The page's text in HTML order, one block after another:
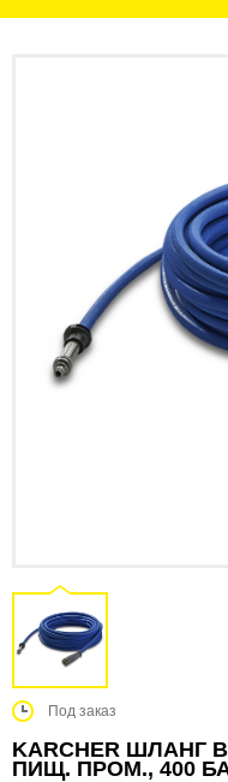
Под заказ
KARCHER
ПИЩ. ПРОМ., 400